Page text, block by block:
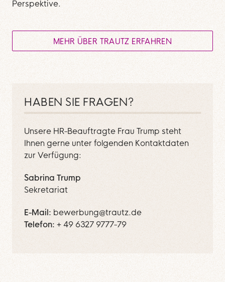
Perspektive.
MEHR ÜBER TRAUTZ ERFAHREN
HABEN SIE FRAGEN?
Unsere HR-Beauftragte Frau Trump steht
Ihnen gerne unter folgenden Kontaktdaten
zur Verfügung:
Sabrina Trump
Sekretariat
E-Mail bewerbung@trautz.de
Telefon + 49 6327 9777-79